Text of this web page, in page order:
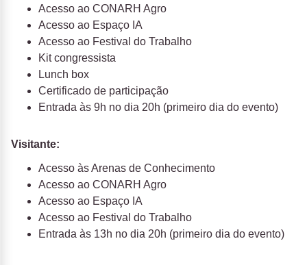
Acesso ao CONARH Agro
Acesso ao Espaço IA
Acesso ao Festival do Trabalho
Kit congressista
Lunch box
Certificado de participação
Entrada às 9h no dia 20h (primeiro dia do evento)
Visitante:
Acesso às Arenas de Conhecimento
Acesso ao CONARH Agro
Acesso ao Espaço IA
Acesso ao Festival do Trabalho
Entrada às 13h no dia 20h (primeiro dia do evento)